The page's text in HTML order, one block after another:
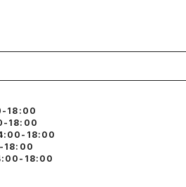
18:00
18:00
18:00
18:00